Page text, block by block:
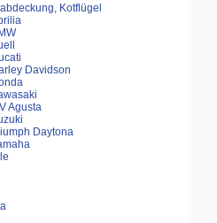
Kotflügel
Davidson
Agusta
Daytona